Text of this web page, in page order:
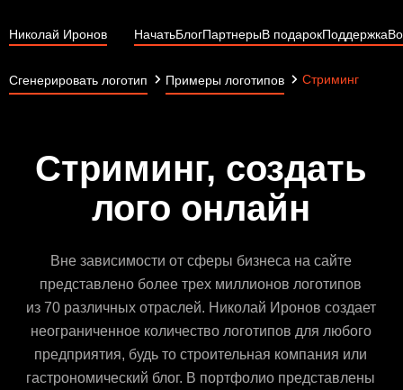
Николай Иронов НачатьБлогПартнерыВ подарокПоддержка
Сгенерировать логотип Примеры логотипов Стриминг
Стриминг, создать
лого онлайн
Вне зависимости от сферы бизнеса на сайте
представлено более трех миллионов логотипов
из 70 различных отраслей. Николай Иронов создает
неограниченное количество логотипов для любого
предприятия, будь то строительная компания или
гастрономический блог. В портфолио представлены